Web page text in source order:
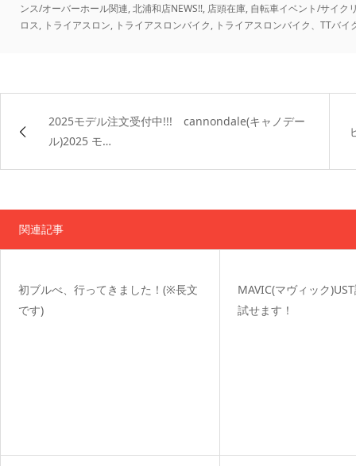
ンス/オーバーホール関連,北浦和店NEWS!!, 店頭在庫, 自転車イベント/サイク
ロス, トライアスロン, トライアスロンバイク, トライアスロンバイク、TTバイ
2025モデル注文受付中!!! cannondale(キャノデー
ル)2025 モ…
関連記事
初ブルべ、行ってきました！(※長文
です)
MAVIC(マヴィック
試せます！